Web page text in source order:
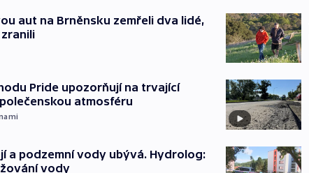
aut na Brněnsku zemřeli dva lidé,
Pride upozorňují na trvající
atmosféru
a podzemní vody ubývá. Hydrolog:
vody